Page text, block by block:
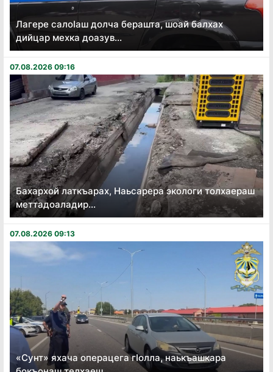
Лагере салоӏаш долча берашта, шоай балхах
дийцар мехка доазув...
07.08.2026 09:16
Бахархой латкъарах, Наьсарера экологи толхаераш
меттадоаладир...
07.08.2026 09:13
«Сунт» яхача операцега гӏолла, наькъашкара